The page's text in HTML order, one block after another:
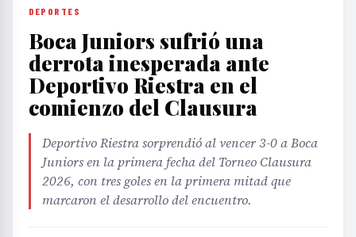
DEPORTES
Boca Juniors sufrió una
derrota inesperada ante
Deportivo Riestra en el
comienzo del Clausura
Deportivo Riestra sorprendió al vencer 3-0 a Boca
Juniors en la primera fecha del Torneo Clausura
2026, con tres goles en la primera mitad que
marcaron el desarrollo del encuentro.